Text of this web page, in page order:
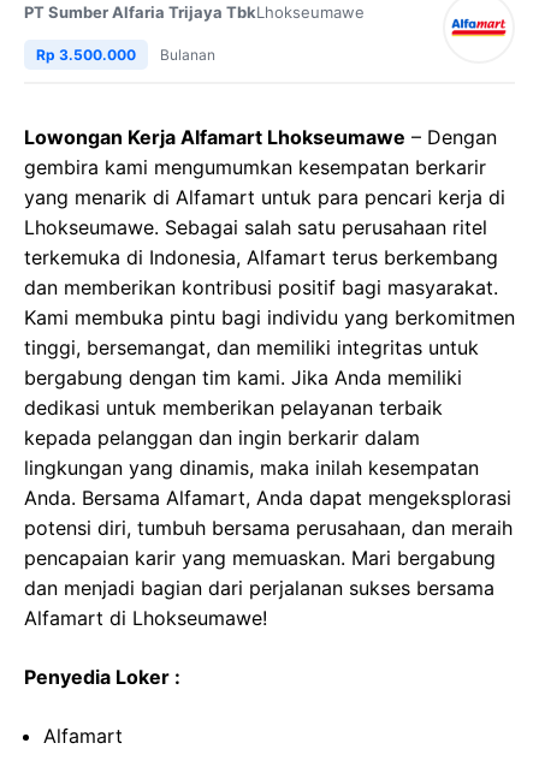
PT Sumber Alfaria Trijaya TbkLhokseumawe
Rp 3.500.000 Bulanan
Lowongan Kerja Alfamart Lhokseumawe – Dengan
gembira kami mengumumkan kesempatan berkarir
yang menarik di Alfamart untuk para pencari kerja di
Lhokseumawe. Sebagai salah satu perusahaan ritel
terkemuka di Indonesia, Alfamart terus berkembang
dan memberikan kontribusi positif bagi masyarakat.
Kami membuka pintu bagi individu yang berkomitmen
tinggi, bersemangat, dan memiliki integritas untuk
bergabung dengan tim kami. Jika Anda memiliki
dedikasi untuk memberikan pelayanan terbaik
kepada pelanggan dan ingin berkarir dalam
lingkungan yang dinamis, maka inilah kesempatan
Anda. Bersama Alfamart, Anda dapat mengeksplorasi
potensi diri, tumbuh bersama perusahaan, dan meraih
pencapaian karir yang memuaskan. Mari bergabung
dan menjadi bagian dari perjalanan sukses bersama
Alfamart di Lhokseumawe!
Penyedia Loker :
Alfamart